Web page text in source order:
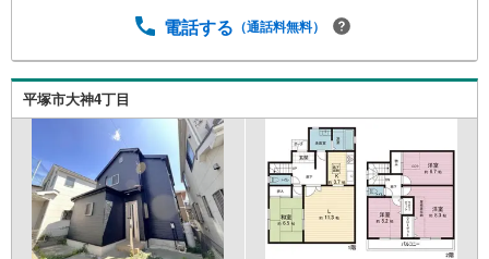
電話する （通話料無料）
平塚市大神4丁目